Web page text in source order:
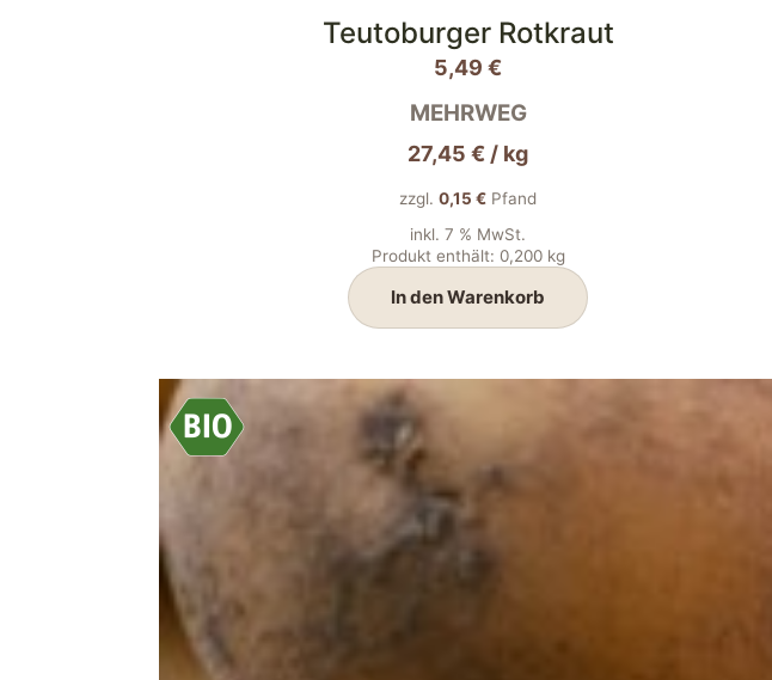
Teutoburger Rotkraut
5,49 €
MEHRWEG
27,45 € / kg
zzgl. 0,15 € Pfand
inkl. 7 % MwSt.
Produkt enthält: 0,200 kg
In den Warenkorb